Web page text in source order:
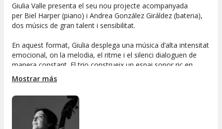
Giulia Valle presenta el seu nou projecte acompanyada
per Biel Harper (piano) i Andrea González Giráldez (bateria),
dos músics de gran talent i sensibilitat.
En aquest format, Giulia desplega una música d’alta intensitat
emocional, on la melodia, el ritme i el silenci dialoguen de
manera constant. El trio construeix un espai sonor ric en
matisos, amb una rítmica precisa i una gran capacitat
d’escolta i resposta entre els intèrprets. Les composicions
transiten entre moments de gran força expressiva i
passatges de subtilesa extrema, generant una experiència
immersiva, orgànica i vibrant, pensada per a l’escolta atenta i
l’experiència compartida.
Mostrar más